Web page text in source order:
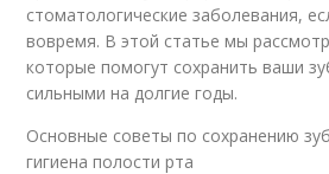
стоматологические заболевания,
вовремя. В этой статье мы
которые помогут сохранить ваши
сильными на долгие годы.
Основные советы по сохранению
гигиена полости рта